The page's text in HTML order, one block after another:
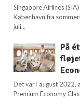
Singapore Airlines
København fra
juli...
På
Det var i august 2022,
Premium Economy